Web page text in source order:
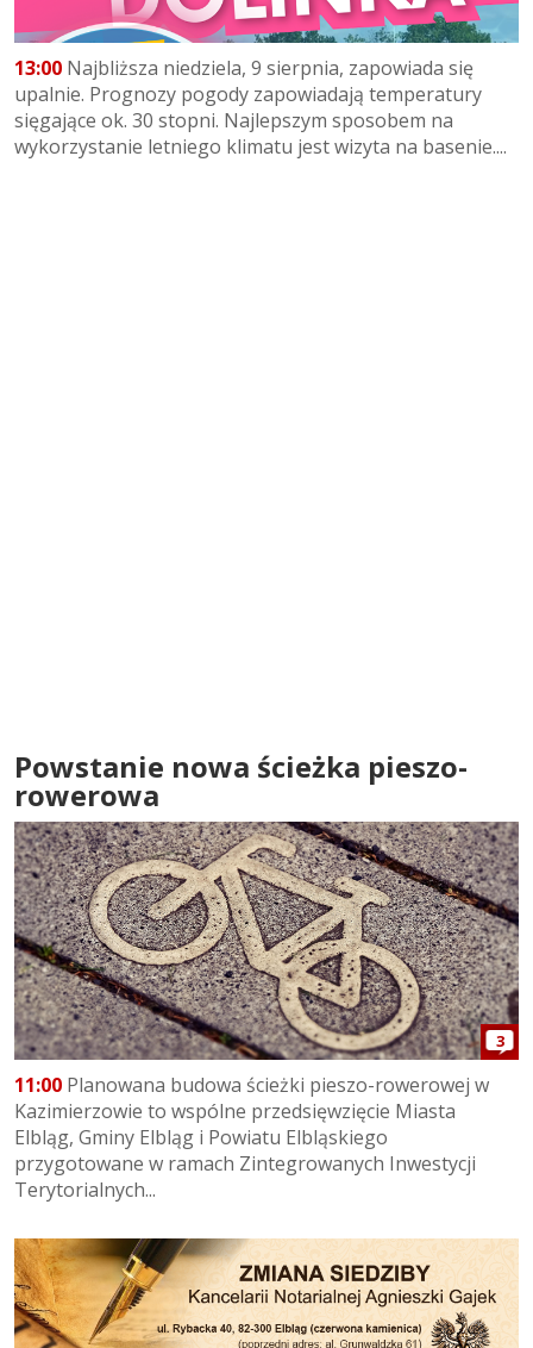
13:00 Najbliższa niedziela, 9 sierpnia, zapowiada się
upalnie. Prognozy pogody zapowiadają temperatury
sięgające ok. 30 stopni. Najlepszym sposobem na
wykorzystanie letniego klimatu jest wizyta na basenie....
Powstanie nowa ścieżka pieszo-
rowerowa
3
11:00 Planowana budowa ścieżki pieszo-rowerowej w
Kazimierzowie to wspólne przedsięwzięcie Miasta
Elbląg, Gminy Elbląg i Powiatu Elbląskiego
przygotowane w ramach Zintegrowanych Inwestycji
Terytorialnych...